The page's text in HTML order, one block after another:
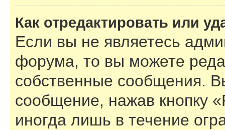
Как отредактировать или
Если вы не являетесь
форума, то вы можете
собственные сообщения.
сообщение, нажав кнопку
иногда лишь в течение